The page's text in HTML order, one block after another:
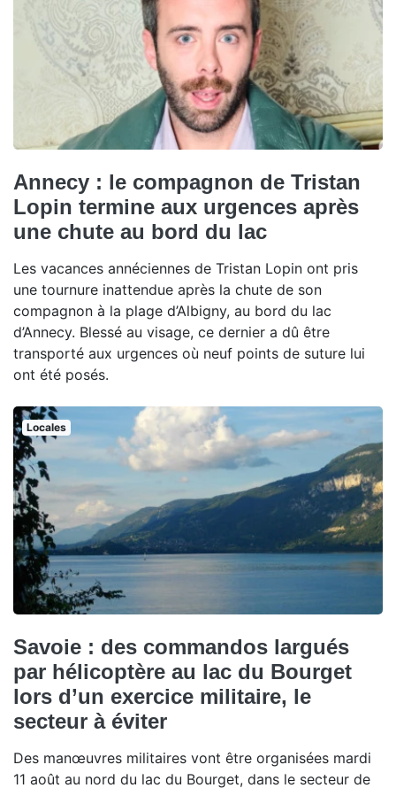
Annecy : le compagnon de Tristan
Lopin termine aux urgences après
une chute au bord du lac
Les vacances annéciennes de Tristan Lopin ont pris
une tournure inattendue après la chute de son
compagnon à la plage d’Albigny, au bord du lac
d’Annecy. Blessé au visage, ce dernier a dû être
transporté aux urgences où neuf points de suture lui
ont été posés.
Locales
Savoie : des commandos largués
par hélicoptère au lac du Bourget
lors d’un exercice militaire, le
secteur à éviter
Des manœuvres militaires vont être organisées mardi
11 août au nord du lac du Bourget, dans le secteur de